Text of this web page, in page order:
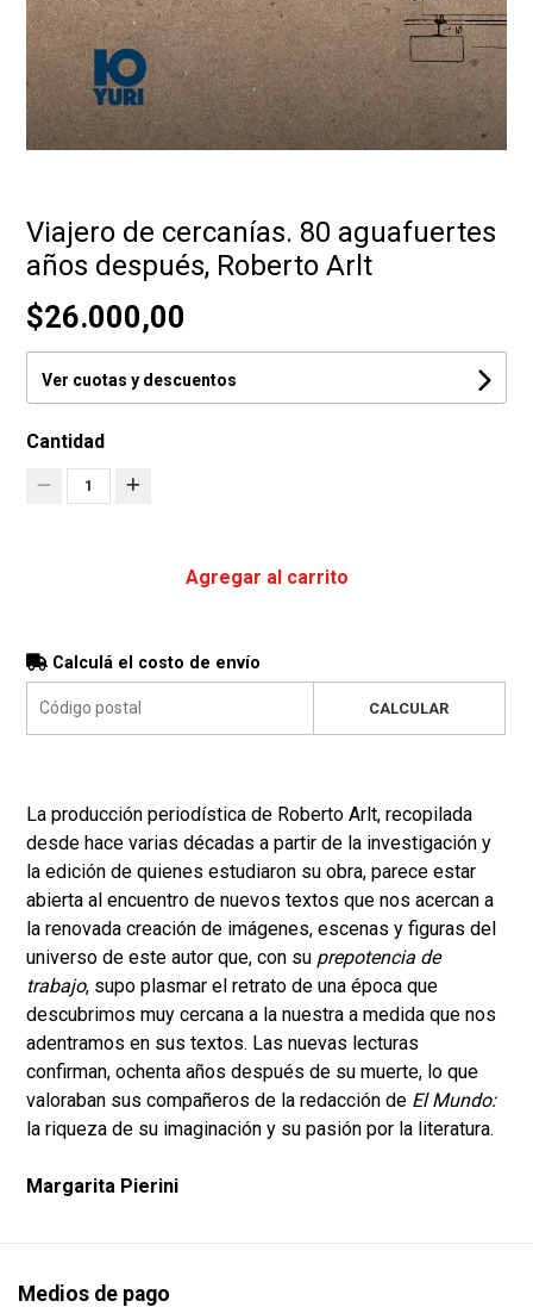
Viajero de cercanías. 80 aguafuertes
años después, Roberto Arlt
$26.000,00
Ver cuotas y descuentos
Cantidad
1
Agregar al carrito
Calculá el costo de envío
CALCULAR
La producción periodística de Roberto Arlt, recopilada
desde hace varias décadas a partir de la investigación y
la edición de quienes estudiaron su obra, parece estar
abierta al encuentro de nuevos textos que nos acercan a
la renovada creación de imágenes, escenas y figuras del
universo de este autor que, con su prepotencia de
trabajo, supo plasmar el retrato de una época que
descubrimos muy cercana a la nuestra a medida que nos
adentramos en sus textos. Las nuevas lecturas
confirman, ochenta años después de su muerte, lo que
valoraban sus compañeros de la redacción de El Mundo:
la riqueza de su imaginación y su pasión por la literatura.
Margarita Pierini
Medios de pago